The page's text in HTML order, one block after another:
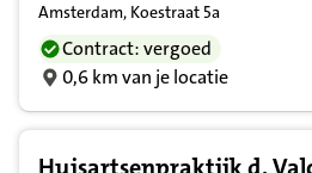
Amsterdam, Koestraat 5a
Contract: vergoed
0,6 km van je locatie